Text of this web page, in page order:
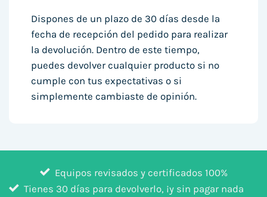
Dispones de un plazo de 30 días desde la
fecha de recepción del pedido para realizar
la devolución. Dentro de este tiempo,
puedes devolver cualquier producto si no
cumple con tus expectativas o si
simplemente cambiaste de opinión.
Equipos revisados y certificados 100%
Tienes 30 días para devolverlo, ¡y sin pagar nada